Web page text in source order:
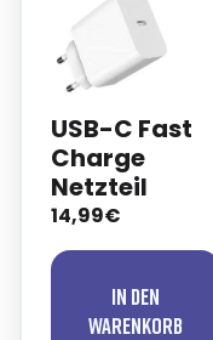
USB-C Fast
Charge
Netzteil
14,99€
In den
Warenkorb